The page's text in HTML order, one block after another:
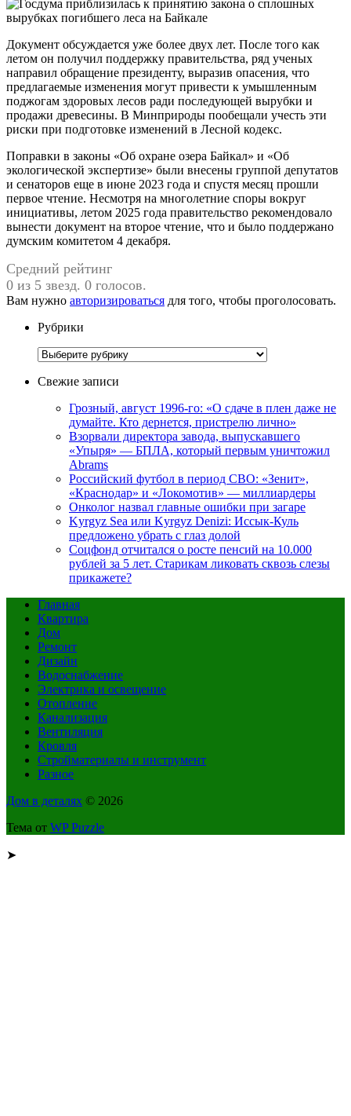
Документ обсуждается уже более двух лет. После того как
летом он получил поддержку правительства, ряд ученых
направил обращение президенту, выразив опасения, что
предлагаемые изменения могут привести к умышленным
поджогам здоровых лесов ради последующей вырубки и
продажи древесины. В Минприроды пообещали учесть эти
риски при подготовке изменений в Лесной кодекс.
Поправки в законы «Об охране озера Байкал» и «Об
экологической экспертизе» были внесены группой депутатов
и сенаторов еще в июне 2023 года и спустя месяц прошли
первое чтение. Несмотря на многолетние споры вокруг
инициативы, летом 2025 года правительство рекомендовало
вынести документ на второе чтение, что и было поддержано
думским комитетом 4 декабря.
Средний рейтинг
0 из 5 звезд. 0 голосов.
Вам нужно авторизироваться для того, чтобы проголосовать.
Рубрики
Рубрики
Свежие записи
Грозный, август 1996-го: «О сдаче в плен даже не
думайте. Кто дернется, пристрелю лично»
Взорвали директора завода, выпускавшего
«Упыря» — БПЛА, который первым уничтожил
Abrams
Российский футбол в период СВО: «Зенит»,
«Краснодар» и «Локомотив» — миллиардеры
Онколог назвал главные ошибки при загаре
Kyrgyz Sea или Kyrgyz Denizi: Иссык-Куль
предложено убрать с глаз долой
Соцфонд отчитался о росте пенсий на 10.000
рублей за 5 лет. Старикам ликовать сквозь слезы
прикажете?
Главная
Квартира
Дом
Ремонт
Дизайн
Водоснабжение
Электрика и освещение
Отопление
Канализация
Вентиляция
Кровля
Стройматериалы и инструмент
Разное
Дом в деталях © 2026
Тема от WP Puzzle
➤